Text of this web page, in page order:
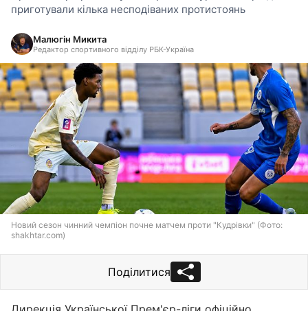
приготували кілька несподіваних протистоянь
Малюгін Микита
Редактор спортивного відділу РБК-Україна
Новий сезон чинний чемпіон почне матчем проти "Кудрівки" (Фото:
shakhtar.com)
Поділитися